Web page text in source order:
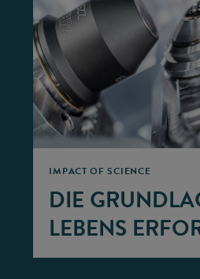
IMPACT OF SCIENCE
DIE
LEBENS